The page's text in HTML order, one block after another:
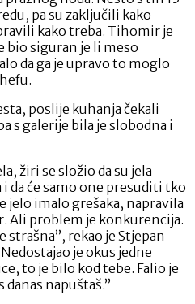
pa su zaključili kako
kako treba. Tihomir je
bio siguran je li meso
da ga je upravo to moglo
poslije kuhanja čekali
s galerije bila je slobodna i
žiri se složio da su jela
da će samo one presuditi tko
jelo imalo grešaka, napravila
Ali problem je konkurencija.
rekao je Stjepan
je okus jedne
to je bilo kod tebe. Falio je
napuštaš.”